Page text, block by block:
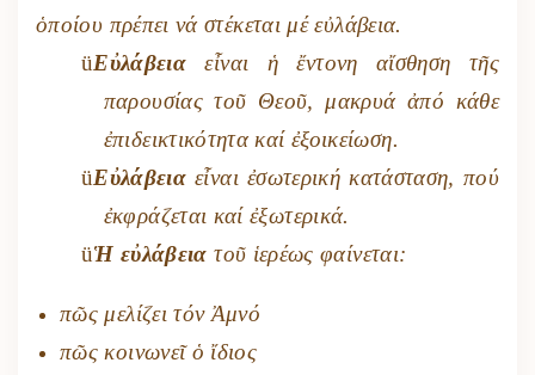
ὁποίου πρέπει νά στέκεται μέ εὐλάβεια.
üΕὐλάβεια εἶναι ἡ ἔντονη αἴσθηση τῆς
παρουσίας τοῦ Θεοῦ, μακρυά ἀπό κάθε
ἐπιδεικτικότητα καί ἐξοικείωση.
üΕὐλάβειαεἶναι ἐσωτερική κατάσταση, πού
ἐκφράζεται καί ἐξωτερικά.
üἩ εὐλάβεια τοῦ ἱερέως φαίνεται:
πῶς μελίζει τόν Ἀμνό
πῶς κοινωνεῖ ὁ ἴδιος